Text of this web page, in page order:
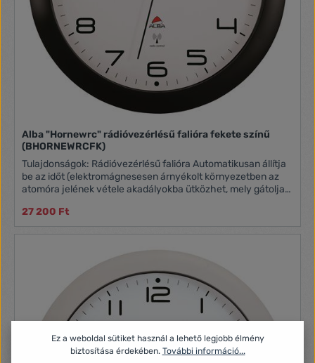
Alba "Hornewrc" rádióvezérlésű falióra fekete színű
(BHORNEWRCFK)
Tulajdonságok: Rádióvezérlésű falióra Automatikusan állítja
be az időt (elektromágnesesen árnyékolt környezetben az
atomóra jelének vétele akadályokba ütközhet, mely gátolja
Szélesség: 5,5 cm Számméret: 1,8 cm 1 darab LR6/AA
elemmel működik (nem tartozék) Szinte hangtalan működés
27 200 Ft
Ez a weboldal sütiket használ a lehető legjobb élmény
biztosítása érdekében. További információ...